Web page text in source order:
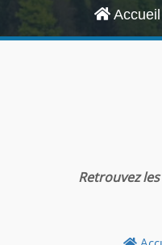
Accueil
Retrouvez